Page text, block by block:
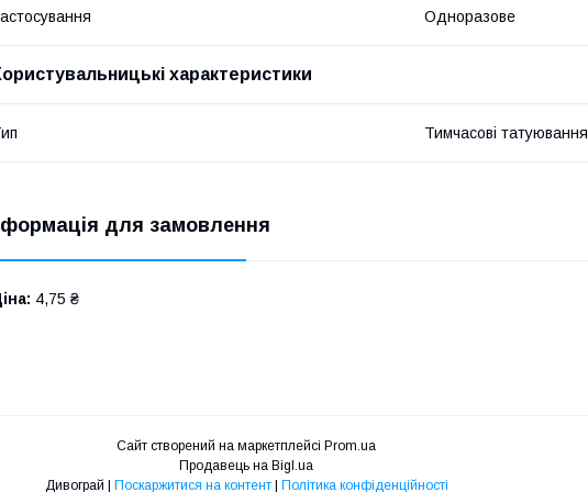
Одноразове
характеристики
Тимчасові татуювання
для замовлення
4,75 ₴
Сайт створений на маркетплейсі Prom.ua
Продавець на Bigl.ua
Дивограй | Поскаржитися на контент | Політика конфіденційності